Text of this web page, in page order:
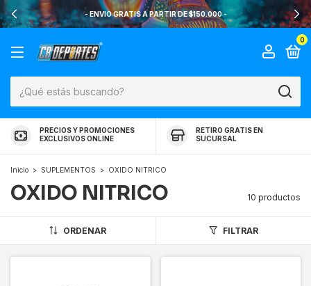
- ENVIO GRATIS A PARTIR DE $150.000 -
0
PRECIOS Y PROMOCIONES
EXCLUSIVOS ONLINE
RETIRO GRATIS EN
SUCURSAL
Inicio > SUPLEMENTOS > OXIDO NITRICO
OXIDO NITRICO 10 productos
ORDENAR FILTRAR